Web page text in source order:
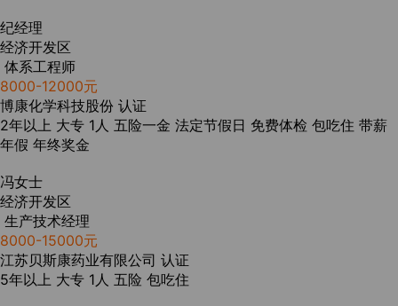
纪经理
经济开发区
体系工程师
8000-12000元
博康化学科技股份 认证
2年以上 大专 1人 五险一金 法定节假日 免费体检 包吃住 带薪
年假 年终奖金
冯女士
经济开发区
生产技术经理
8000-15000元
江苏贝斯康药业有限公司 认证
5年以上 大专 1人 五险 包吃住